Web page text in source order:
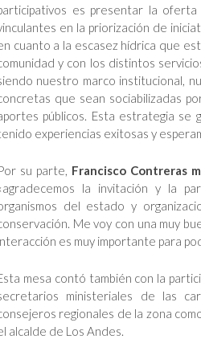
es presentar la
en la priorización de
cuanto a la escasez hídrica que
y con los distintos
nuestro marco institucional,
que sean sociabilizadas
públicos. Esta estrategia
experiencias exitosas y
su parte, Francisco Contreras
la invitación y la
del estado y
Me voy con una muy
es muy importante para
mesa contó también con la
ministeriales de las
regionales de la zona
alcalde de Los Andes.